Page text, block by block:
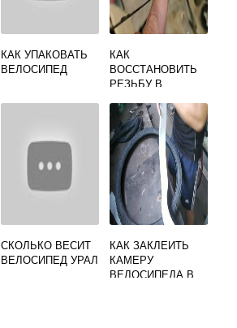
КАК УПАКОВАТЬ
ВЕЛОСИПЕД
КАК
ВОССТАНОВИТЬ
РЕЗЬБУ В
ВЕЛОСИПЕДА
СКОЛЬКО ВЕСИТ
ВЕЛОСИПЕД УРАЛ
КАК ЗАКЛЕИТЬ
КАМЕРУ
ВЕЛОСИПЕДА В